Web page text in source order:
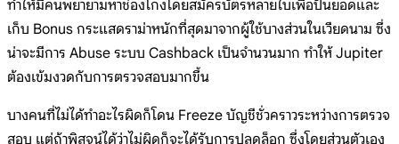
ทำให้มีคนพยายามหาช่องโกงโดยสมัครบัตรหลายใบเพื่อปั่นยอดและ
เก็บ Bonus กระแสดราม่าหนักที่สุดมาจากผู้ใช้บางส่วนในเวียดนาม ซึ่ง
น่าจะมีการ Abuse ระบบ Cashback เป็นจำนวนมาก ทำให้ Jupiter
ต้องเข้มงวดกับการตรวจสอบมากขึ้น
บางคนที่ไม่ได้ทำอะไรผิดก็โดน Freeze บัญชีชั่วคราวระหว่างการตรวจ
สอบ แต่ถ้าพิสูจน์ได้ว่าไม่ผิดก็จะได้รับการปลดล็อก ซึ่งโดยส่วนตัวเอง